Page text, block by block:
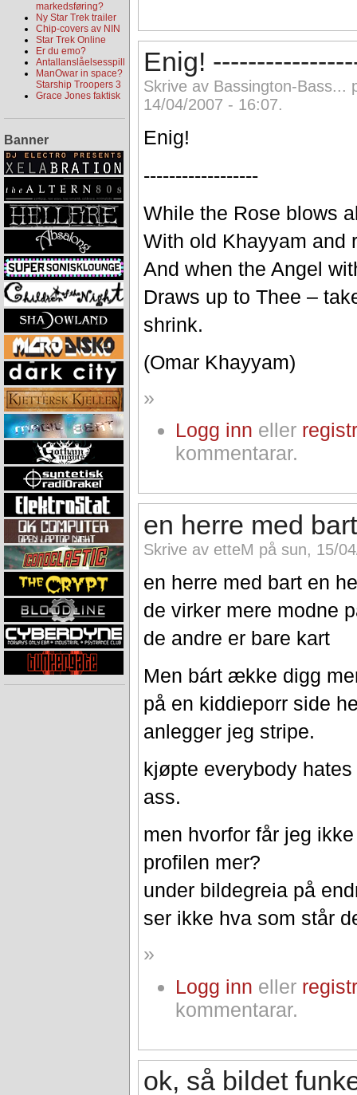
markedsføring?
Ny Star Trek trailer
Chip-covers av NIN
Star Trek Online
Er du emo?
Antallanslåelsesspill
ManOwar in space?
Starship Troopers 3
Grace Jones faktisk
Banner
Enig!
Skrive av Bassington-Bass...
14/04/2007 - 16:07.
Enig!
------------------
While the Rose blows
With old Khayyam and
And when the Angel
Draws up to Thee –
shrink.
(Omar Khayyam)
»
Logg inn eller
kommentarar.
en herre med
Skrive av etteM på sun, 15/
en herre med bart en
de virker mere modne
de andre er bare kart
Men bárt ække digg
på en kiddieporr side
anlegger jeg stripe.
kjøpte everybody
ass.
men hvorfor får jeg
profilen mer?
under bildegreia på
ser ikke hva som står
»
Logg inn eller
kommentarar.
ok, så bildet